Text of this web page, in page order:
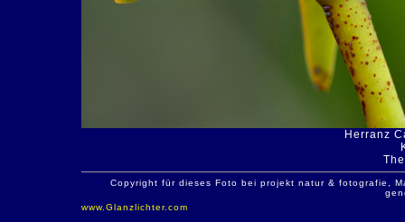
Herranz
Copyright für dieses Foto bei projekt natur & fotografie,
www.Glanzlichter.com